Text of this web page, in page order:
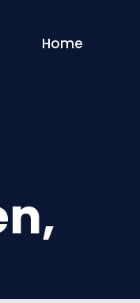
Home